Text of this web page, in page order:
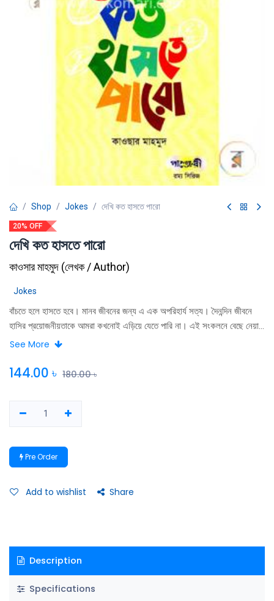
Shop Jokes দেখি কত হাসতে পারো
20% OFF
দেখি কত হাসতে পারো
কাওসার মাহমুদ (লেখক / Author)
Jokes
বাঁচতে হলে হাসতে হবে। মানব জীবনের জন্য এ এক অপরিহার্য সত্য। দৈনন্দিন জীবনে
হাসির প্রয়ােজনীয়তাকে আমরা কখনােই এড়িয়ে যেতে পারি না। এই সংকলনে বেছে নেয়া
কিছু কৌতুককে রূপান্তরিত করা হয়েছে মজার কার্টুনে। জনপ্রিয় কার্টুনিস্ট কাওছার
ইতােমধ্যেই পাঠকদের কাছে ব্যাপকভাবে সমাদৃত হয়েছে। সেই ধারাবাহিকতায় কার্টুন আর
See More
144.00 ৳ 180.00৳
Pre Order
Add to wishlist Share
Description
Specifications